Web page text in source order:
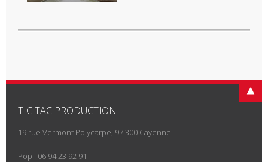
TIC TAC PRODUCTION
19 rue Vermont Polycarpe, 97 300 Cayenne
Pop : 06 94 23 92 91